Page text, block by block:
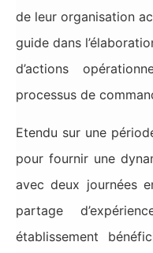
de leur organisation
guide dans
d’actions
processus de
Etendu sur une
pour fournir une
avec deux journées
partage
établissement